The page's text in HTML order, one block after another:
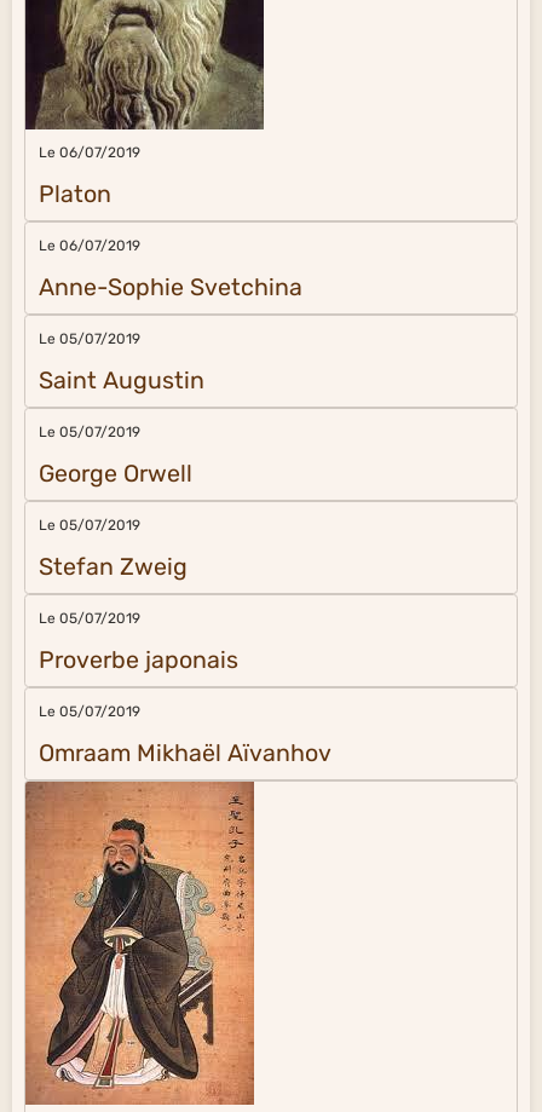
Le 06/07/2019
Platon
Le 06/07/2019
Anne-Sophie Svetchina
Le 05/07/2019
Saint Augustin
Le 05/07/2019
George Orwell
Le 05/07/2019
Stefan Zweig
Le 05/07/2019
Proverbe japonais
Le 05/07/2019
Omraam Mikhaël Aïvanhov